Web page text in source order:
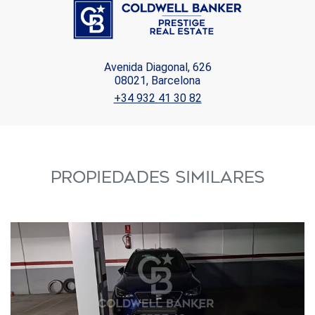
Avenida Diagonal, 626
08021, Barcelona
+34 932 41 30 82
PROPIEDADES SIMILARES